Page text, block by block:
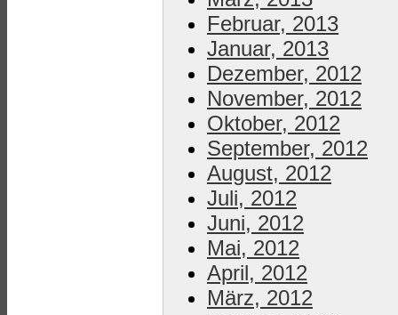
Februar, 2013
Januar, 2013
Dezember, 2012
November, 2012
Oktober, 2012
September, 2012
August, 2012
Juli, 2012
Juni, 2012
Mai, 2012
April, 2012
März, 2012